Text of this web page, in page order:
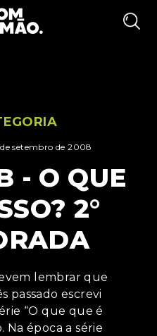
setembro de 2008
- O QUE
2°
lembrar que
passado escrevi
“O que que é
Na época a série